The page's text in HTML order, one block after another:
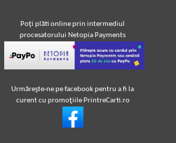
Poţi plăti online prin intermediul
procesatorului Netopia Payments
Urmăreşte-ne pe facebook pentru a fi la
curent cu promoţiile PrintreCarti.ro